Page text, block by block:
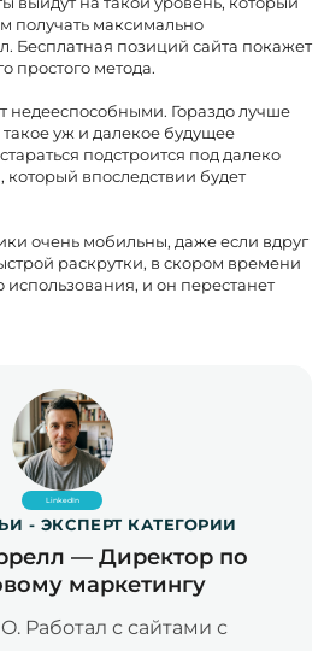
получать максимально
Бесплатная позиций сайта покажет
простого метода.
недееспособными. Гораздо лучше
уж и далекое будущее
подстроится под далеко
впоследствии будет
очень мобильны, даже если вдруг
раскрутки, в скором времени
использования, и он перестанет
LinkedIn
- ЭКСПЕРТ КАТЕГОРИИ
— Директор по
маркетингу
Работал с сайтами с